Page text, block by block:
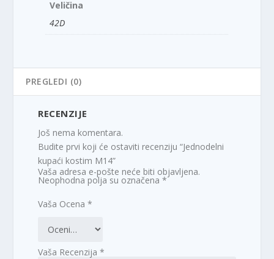
Veličina
42D
PREGLEDI (0)
RECENZIJE
Još nema komentara.
Budite prvi koji će ostaviti recenziju “Jednodelni
kupaći kostim M14”
Vaša adresa e-pošte neće biti objavljena.
Neophodna polja su označena*
Vaša Ocena*
Vaša Recenzija*